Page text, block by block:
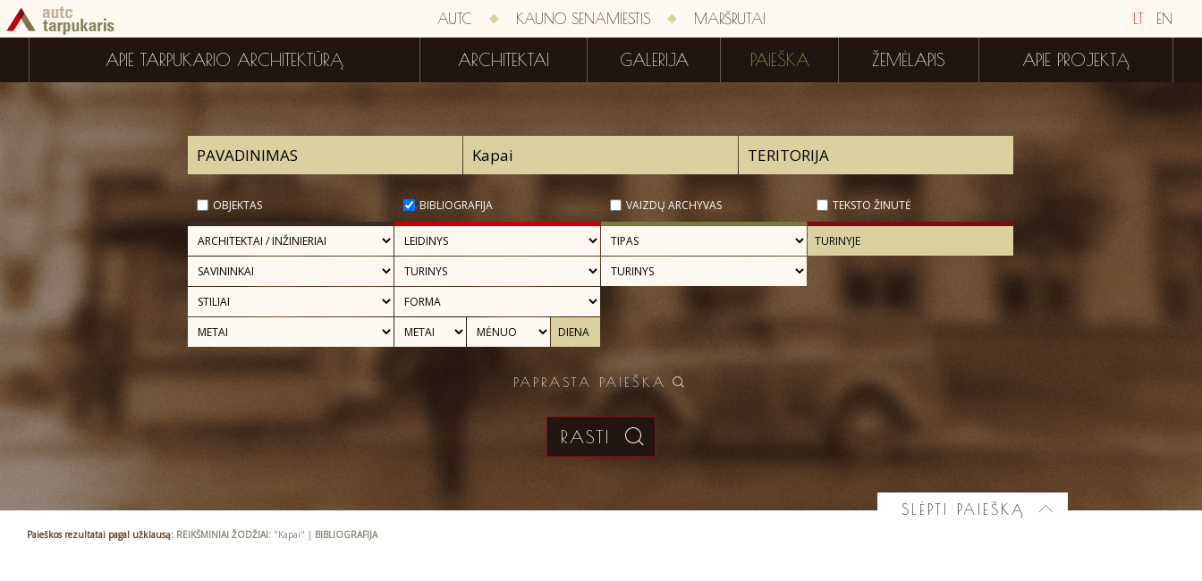
LT EN
AUTC KAUNO SENAMIESTIS MARŠRUTAI
APIE TARPUKARIO ARCHITEKTŪRĄ ARCHITEKTAI GALERIJA PAIEŠKA ŽEMĖLAPIS APIE PROJEKTĄ
OBJEKTAS BIBLIOGRAFIJA VAIZDŲ ARCHYVAS TEKSTO ŽINUTĖ
PAPRASTA PAIEŠKA
SLĖPTI PAIEŠKĄ
Paieškos rezultatai pagal užklausą: REIKŠMINIAI ŽODŽIAI: "Kapai" | BIBLIOGRAFIJA